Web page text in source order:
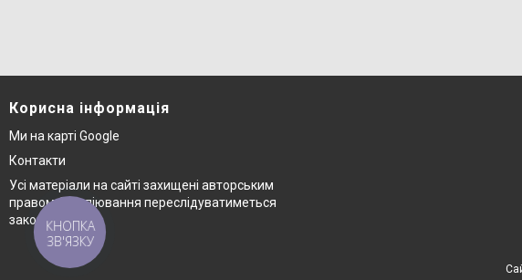
Корисна інформація
Ми на карті Google
Контакти
Усі матеріали на сайті захищені авторським
правом © копіювання переслідуватиметься
закономКНОПКА
ЗВ'ЯЗКУ